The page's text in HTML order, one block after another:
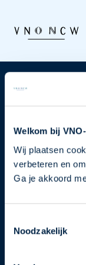
Welkom bij
Wij plaatsen
verbeteren en
Ga je akkoord
Noodzakelijk
Nieuwsbrief
je nu in voor de
Schrijf je in
Direct naar
Ons verhaal